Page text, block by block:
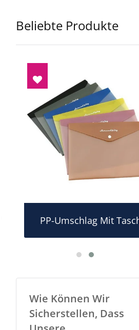
Beliebte Produkte
PP-Umschlag Mit Tasche
Wie Können Wir
Sicherstellen, Dass